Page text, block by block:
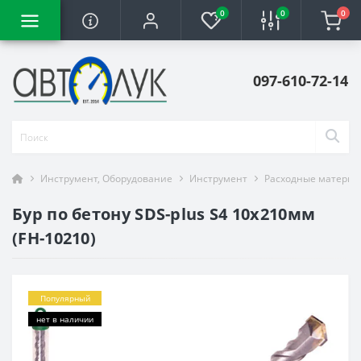
0 0 0
097-610-72-14
Инструмент, Оборудование Инструмент Расходные
Бур по бетону SDS-plus S4 10x210мм
(FH-10210)
Популярный
нет в наличии